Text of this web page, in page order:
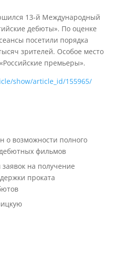
13-й Международный
дебюты». По оценке
посетили порядка
зрителей. Особое место
премьеры».
show/article_id/155965/
о возможности полного
фильмов
на получение
проката